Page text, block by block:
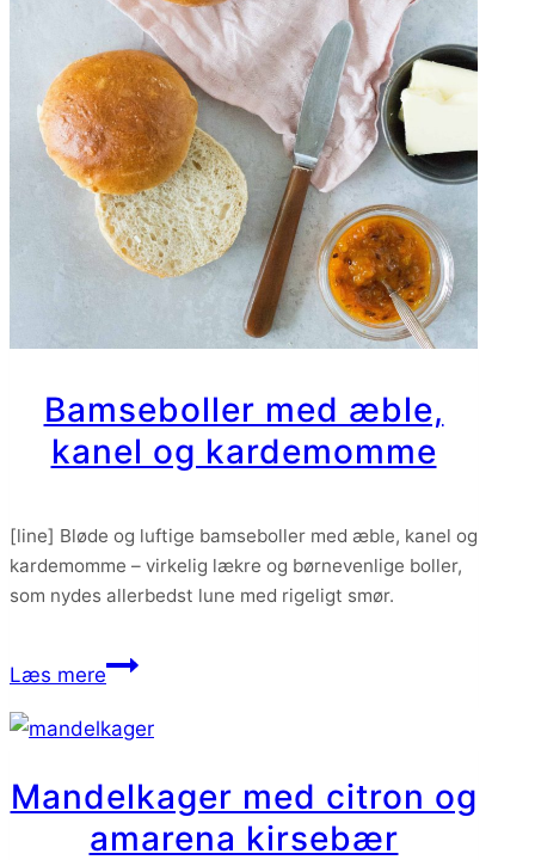
Bamseboller med æble,
kanel og kardemomme
[line] Bløde og luftige bamseboller med æble, kanel og
kardemomme – virkelig lækre og børnevenlige boller,
som nydes allerbedst lune med rigeligt smør.
Læs mereBamseboller
æble,
og
kardemomme
Mandelkager med citron og
amarena kirsebær